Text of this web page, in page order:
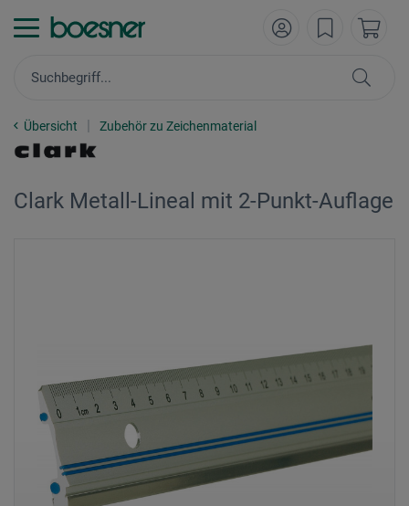
Übersicht Zubehör zu Zeichenmaterial
Clark Metall-Lineal mit 2-Punkt-Auflage